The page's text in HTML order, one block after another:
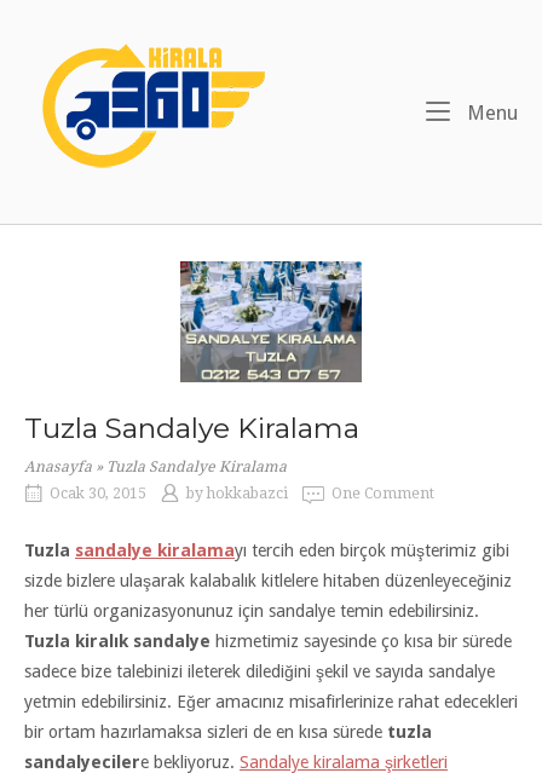
content
Menu
Tuzla Sandalye Kiralama
Anasayfa » Tuzla Sandalye Kiralama
Ocak 30, 2015
by hokkabazci One Comment
Tuzla sandalye kiralamayı tercih eden birçok müşterimiz gibi
sizde bizlere ulaşarak kalabalık kitlelere hitaben düzenleyeceğiniz
her türlü organizasyonunuz için sandalye temin edebilirsiniz.
Tuzla kiralık sandalye hizmetimiz sayesinde ço kısa bir sürede
sadece bize talebinizi ileterek dilediğini şekil ve sayıda sandalye
yetmin edebilirsiniz. Eğer amacınız misafirlerinize rahat edecekleri
bir ortam hazırlamaksa sizleri de en kısa sürede tuzla
sandalyecilere bekliyoruz. Sandalye kiralama şirketleri